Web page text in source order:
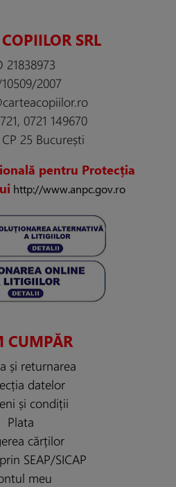
SRL
21838973
2007
0721 149670
25 București
pentru Protecția
http://www.anpc.gov.ro
CUMPĂR
și returnarea
datelor
și condiții
Plata
cărților
SEAP/SICAP
meu